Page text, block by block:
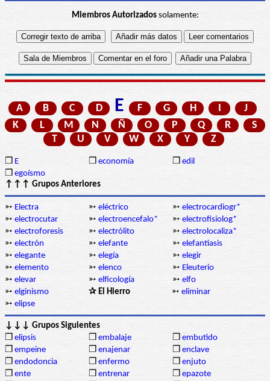
Miembros Autorizadossolamente:
A B C D E F G H I
J
K
L M N Ñ O P Q R
S
T
U V W X Y Z
❒ E ❒ economía ❒ edil
❒ egoísmo
↑↑↑ Grupos Anteriores
➳ Electra ➳ eléctrico ➳ electrocardiogr*
➳ electrocutar ➳ electroencefalo* ➳ electrofisiolog*
➳ electroforesis ➳ electrólito ➳ electrolocaliza*
➳ electrón ➳ elefante ➳ elefantiasis
➳ elegante ➳ elegía ➳ elegir
➳ elemento ➳ elenco ➳ Eleuterio
➳ elevar ➳ elficología ➳ elfo
➳ elginismo ✰ El Hierro ➳ eliminar
➳ elipse
↓↓↓ Grupos Siguientes
❒ elipsis ❒ embalaje ❒ embutido
❒ empeine ❒ enajenar ❒ enclave
❒ endodoncia ❒ enfermo ❒ enjuto
❒ ente ❒ entrenar ❒ epazote